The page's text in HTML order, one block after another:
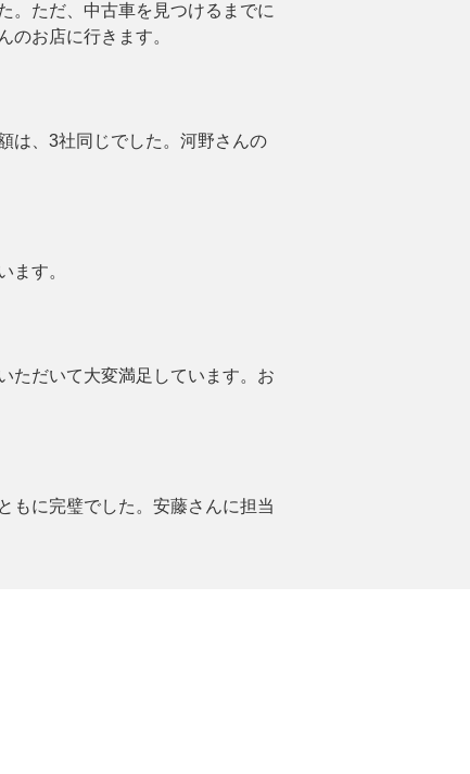
。ただ、中古車を見つけるまでに
のお店に行きます。
は、3社同じでした。河野さんの
ます。
ただいて大変満足しています。お
もに完璧でした。安藤さんに担当